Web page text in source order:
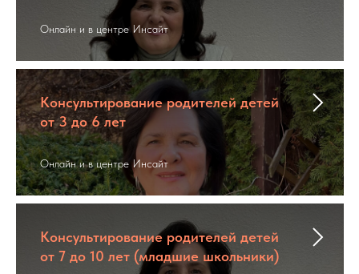
Онлайн и в центре Инсайт
Консультирование родителей детей
от 3 до 6 лет
Онлайн и в центре Инсайт
Консультирование родителей детей
от 7 до 10 лет (младшие школьники)